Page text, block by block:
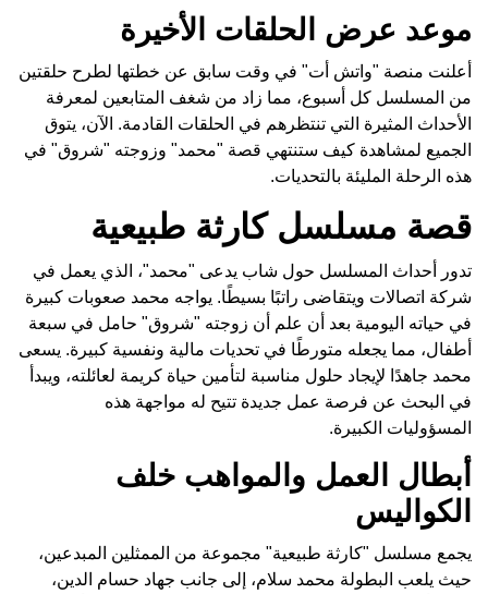
موعد عرض الحلقات الأخيرة
أعلنت منصة "واتش أت" في وقت سابق عن خطتها لطرح حلقتين
من المسلسل كل أسبوع، مما زاد من شغف المتابعين لمعرفة
الأحداث المثيرة التي تنتظرهم في الحلقات القادمة. الآن، يتوق
الجميع لمشاهدة كيف ستنتهي قصة "محمد" وزوجته "شروق" في
هذه الرحلة المليئة بالتحديات.
قصة مسلسل كارثة طبيعية
تدور أحداث المسلسل حول شاب يدعى "محمد"، الذي يعمل في
شركة اتصالات ويتقاضى راتبًا بسيطًا. يواجه محمد صعوبات كبيرة
في حياته اليومية بعد أن علم أن زوجته "شروق" حامل في سبعة
أطفال، مما يجعله متورطًا في تحديات مالية ونفسية كبيرة. يسعى
محمد جاهدًا لإيجاد حلول مناسبة لتأمين حياة كريمة لعائلته، ويبدأ
في البحث عن فرصة عمل جديدة تتيح له مواجهة هذه
المسؤوليات الكبيرة.
أبطال العمل والمواهب خلف
الكواليس
يجمع مسلسل "كارثة طبيعية" مجموعة من الممثلين المبدعين،
حيث يلعب البطولة محمد سلام، إلى جانب جهاد حسام الدين،